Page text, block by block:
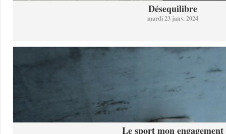
Désequilibre
mardi 23 janv. 2024
Le sport mon engagement